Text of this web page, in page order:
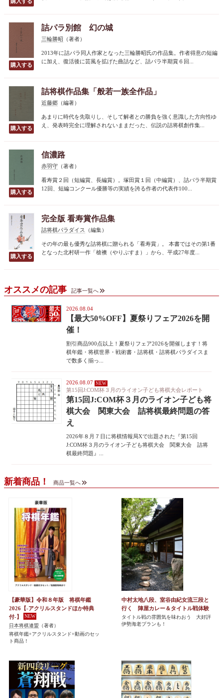
詰パラ別館 幻の城
三輪勝昭 （著者）
2013年に詰パラ同人作家となった三輪勝昭氏の作品集。作者得意の短編
に加え、復活後に芸風を拡げた曲詰など、詰パラ半期賞６回...
詰将棋作品集「般若一族全作品」
近藤郷 （編著）
あまりに時代を先取りし、そして解者との勝負を強く意識した方向性ゆ
え、発表時完全に理解されないままだった、伝説の詰将棋創作集...
信濃路
赤羽守 （著者）
看寿賞２回（短編賞、長編賞）。塚田賞１回（中編賞）、詰パラ半期賞
12回、短編コンクール優勝等の実績を誇る作者の代表作100...
完全版 看寿賞作品集
詰将棋パラダイス （編集）
その年の最も優秀な詰将棋に贈られる「看寿賞」。 本書ではその第1番
となった北村研一作「槍襖（やりぶすま）」から、平成27年度...
オススメの記事 記事一覧へ
2026.08.04
【最大50%OFF】夏祭りフェア2026を開
催！
割引商品900点以上！夏祭りフェア2026を開催します！将
棋年鑑・将棋世界・戦術書・詰将棋・詰将棋パラダイスま
で数多く揃っ...
2026.08.07
第15回J:COM杯３月のライオン子ども将棋大会レポート
第15回J:COM杯３月のライオン子ども将
棋大会 関東大会 詰将棋最終問題の答
え
2026年８月７日に将棋情報局Xで出題された『第15回
J:COM杯３月のライオン子ども将棋大会 関東大会 詰将
棋最終問題』...
新着商品！ 商品一覧へ
【豪華版】令和８年版 将棋年鑑
2026【-アクリルスタンドほか特典
付-】
日本将棋連盟 （著者）
将棋年鑑+アクリルスタンド+動画のセッ
ト商品！
中村太地八段、室谷由紀女流三段と
行く 陣屋カレー＆タイトル戦体験
タイトル戦の雰囲気を味わおう 大好評
伊勢海老プランも！